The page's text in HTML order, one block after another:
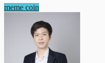
meme coin